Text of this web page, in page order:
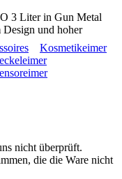
3 Liter in Gun Metal
und hoher
Kosmetikeimer
nicht überprüft.
die die Ware nicht